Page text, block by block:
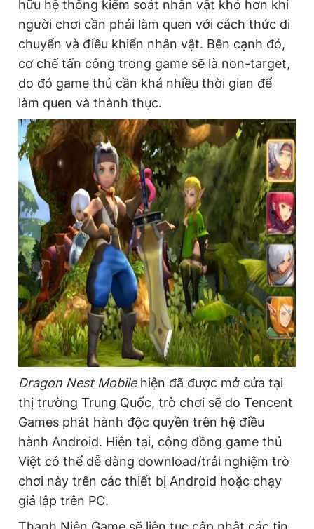
hữu hệ thống kiểm soát nhân vật khó hơn khi
người chơi cần phải làm quen với cách thức di
chuyển và điều khiển nhân vật. Bên cạnh đó,
cơ chế tấn công trong game sẽ là non-target,
do đó game thủ cần khá nhiều thời gian để
làm quen và thành thục.
Dragon Nest Mobilehiện đã được mở cửa tại
thị trường Trung Quốc, trò chơi sẽ do Tencent
Games phát hành độc quyền trên hệ điều
hành Android. Hiện tại, cộng đồng game thủ
Việt có thể dễ dàng download/trải nghiệm trò
chơi này trên các thiết bị Android hoặc chạy
giả lập trên PC.